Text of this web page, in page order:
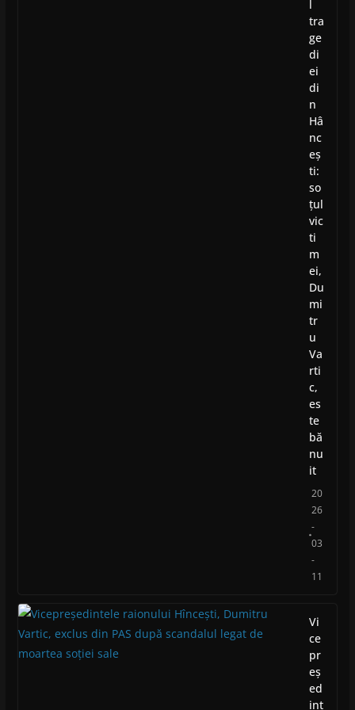
tra
ge
di
ei
di
n
Hâ
nc
eș
ti:
so
țul
vic
ti
m
ei,
Du
mi
tr
u
Va
rti
c,
es
te
bă
nu
it
20
26
-
03
-
11
Vi
ce
pr
eș
ed
int